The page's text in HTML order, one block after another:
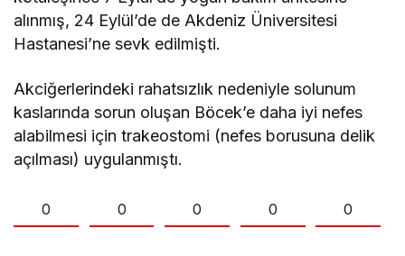
alınmış, 24 Eylül’de de Akdeniz Üniversitesi
Hastanesi’ne sevk edilmişti.
Akciğerlerindeki rahatsızlık nedeniyle solunum
kaslarında sorun oluşan Böcek’e daha iyi nefes
alabilmesi için trakeostomi (nefes borusuna delik
açılması) uygulanmıştı.
0 0 0 0 0